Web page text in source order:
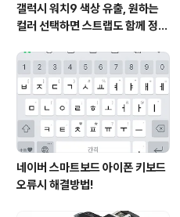
갤럭시 워치9 색상 유출, 원하는
컬러 선택하면 스트랩도 함께 정해
네이버 스마트보드 아이폰 키보드
오류시 해결방법!